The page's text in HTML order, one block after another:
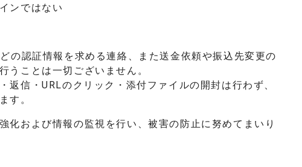
ンではない
の認証情報を求める連絡、また送金依頼や振込先変更の
うことは一切ございません。
返信・URLのクリック・添付ファイルの開封は行わず、
す。
化および情報の監視を行い、被害の防止に努めてまいり